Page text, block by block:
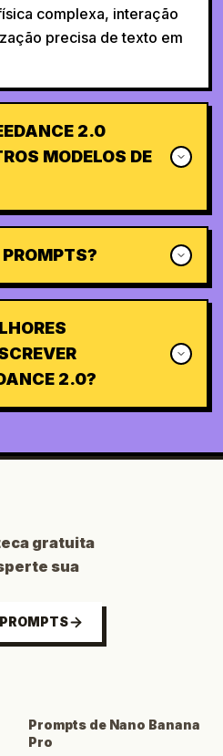
complexa, interação
precisa de texto em
2.0
MODELOS DE
2.0?
gratuita
sua
Prompts de Nano Banana
Pro